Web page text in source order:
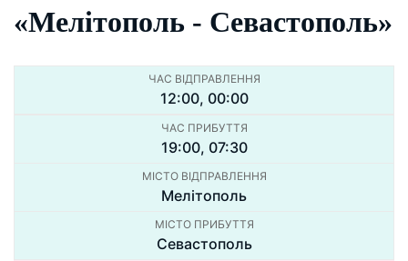
«Мелiтополь - Севастополь»
ЧАС ВІДПРАВЛЕННЯ
12:00, 00:00
ЧАС ПРИБУТТЯ
19:00, 07:30
МІСТО ВІДПРАВЛЕННЯ
Мелiтополь
МІСТО ПРИБУТТЯ
Севастополь